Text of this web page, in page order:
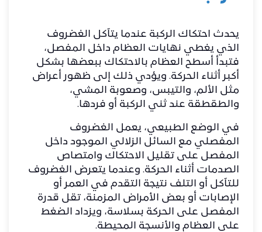
يحدث احتكاك الركبة عندما يتآكل الغضروف
الذي يغطي نهايات العظام داخل المفصل،
فتبدأ أسطح العظام بالاحتكاك ببعضها بشكل
أكبر أثناء الحركة. ويؤدي ذلك إلى ظهور أعراض
مثل الألم، والتيبس، وصعوبة المشي،
والطقطقة عند ثني الركبة أو فردها.
في الوضع الطبيعي، يعمل الغضروف
المفصلي مع السائل الزلالي الموجود داخل
المفصل على تقليل الاحتكاك وامتصاص
الصدمات أثناء الحركة. وعندما يتعرض الغضروف
للتآكل أو التلف نتيجة التقدم في العمر أو
الإصابات أو بعض الأمراض المزمنة، تقل قدرة
المفصل على الحركة بسلاسة، ويزداد الضغط
على العظام والأنسجة المحيطة.